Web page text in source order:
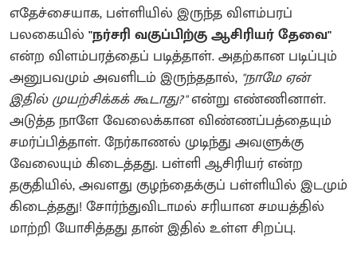
எதேச்சையாக, பள்ளியில் இருந்த விளம்பரப்
பலகையில் "நர்சரி வகுப்பிற்கு ஆசிரியர் தேவை"
என்ற விளம்பரத்தைப் படித்தாள். அதற்கான படிப்பும்
அனுபவமும் அவளிடம் இருந்ததால், "நாமே ஏன்
இதில் முயற்சிக்கக் கூடாது?"என்று எண்ணினாள்.
அடுத்த நாளே வேலைக்கான விண்ணப்பத்தையும்
சமர்ப்பித்தாள். நேர்காணல் முடிந்து அவளுக்கு
வேலையும் கிடைத்தது. பள்ளி ஆசிரியர் என்ற
தகுதியில், அவளது குழந்தைக்குப் பள்ளியில் இடமும்
கிடைத்தது! சோர்ந்துவிடாமல் சரியான சமயத்தில்
மாற்றி யோசித்தது தான் இதில் உள்ள சிறப்பு.